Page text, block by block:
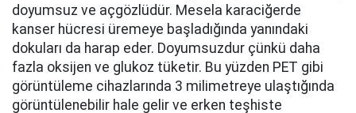
doyumsuz ve açgözlüdür. Mesela karaciğerde
kanser hücresi üremeye başladığında yanındaki
dokuları da harap eder. Doyumsuzdur çünkü daha
fazla oksijen ve glukoz tüketir. Bu yüzden PET gibi
görüntüleme cihazlarında 3 milimetreye ulaştığında
görüntülenebilir hale gelir ve erken teşhiste